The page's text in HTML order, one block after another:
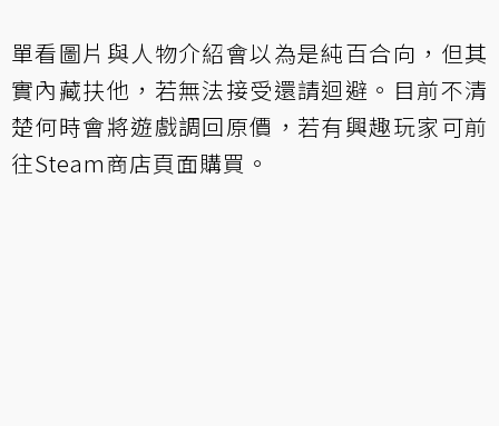
單看圖片與人物介紹會以為是純百合向，但其
實內藏扶他，若無法接受還請迴避。目前不清
楚何時會將遊戲調回原價，若有興趣玩家可前
往Steam商店頁面購買。